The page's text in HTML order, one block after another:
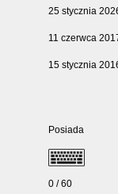
25 stycznia
11 czerwca
15 stycznia
Posiada
0 / 60